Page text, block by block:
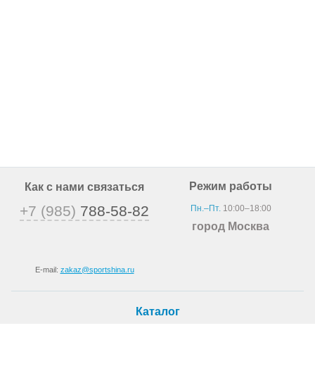
Как с нами связаться
+7 (985) 788-58-82
E-mail: zakaz@sportshina.ru
Режим работы
Пн.–Пт.10:00–18:00
город Москва
Каталог